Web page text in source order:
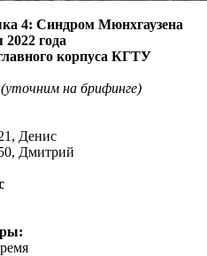
4: Синдром Мюнхгаузена
года
корпуса КГТУ
(уточним на брифинге)
Денис
Дмитрий